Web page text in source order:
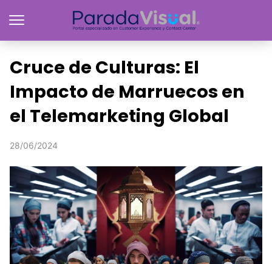
Cruce de Culturas: El
Impacto de Marruecos en
el Telemarketing Global
28/06/2024